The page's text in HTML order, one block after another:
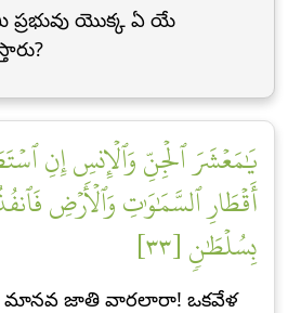
ప్రభువు యొక్క ఏ యే
يَٰمَعۡشَرَ ٱلۡجِنِّ وَٱلۡإِنسِ إِنِ
أَقۡطَارِ ٱلسَّمَٰوَٰتِ وَٱلۡأَرۡضِ
بِسُلۡطَٰنٖ [٣٣]
మానవ జాతి వారలారా! ఒకవేళ